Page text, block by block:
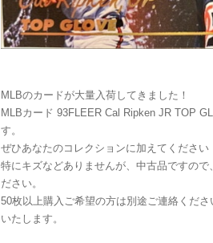
MLBのカードが大量入荷してきました！
MLBカード 93FLEER Cal Ripken JR TOP
す。
ぜひあなたのコレクションに加えてください
特にキズなどありませんが、中古品ですので
ださい。
50枚以上購入ご希望の方は別途ご連絡くだ
いたします。